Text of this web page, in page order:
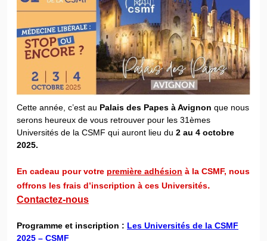
Cette année, c’est au Palais des Papes à Avignon que nous
serons heureux de vous retrouver pour les 31èmes
Universités de la CSMF qui auront lieu du 2 au 4 octobre
2025.
En cadeau pour votre première adhésion à la CSMF, nous
offrons les frais d’inscription à ces Universités.
Contactez-nous
Programme et inscription : Les Universités de la CSMF
2025 – CSMF